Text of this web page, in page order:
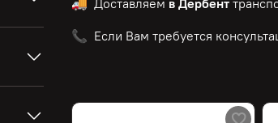
🚚 Доставляем в Дербент
📞 Если Вам требуется